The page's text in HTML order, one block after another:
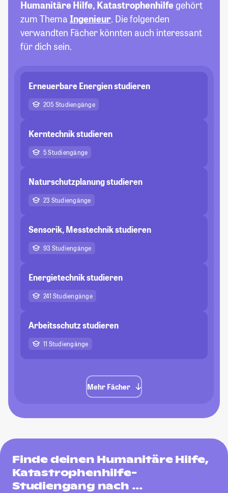
Humanitäre Hilfe, Katastrophenhilfegehört
zum Thema Ingenieur. Die folgenden
verwandten Fächer könnten auch interessant
für dich sein.
Erneuerbare Energien studieren
205 Studiengänge
Kerntechnik studieren
5 Studiengänge
Naturschutzplanung studieren
23 Studiengänge
Sensorik, Messtechnik studieren
93 Studiengänge
Energietechnik studieren
241 Studiengänge
Arbeitsschutz studieren
11 Studiengänge
Mehr Fächer
Finde deinen Humanitäre Hilfe,
Katastrophenhilfe-
Studiengang nach …